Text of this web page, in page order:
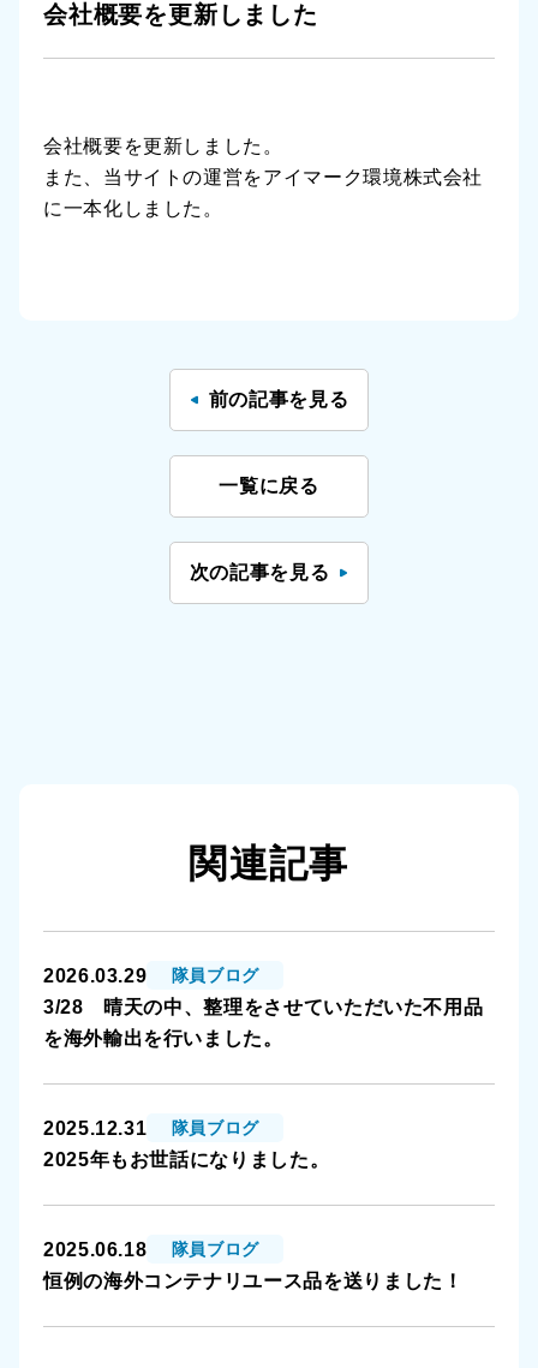
会社概要を更新しました
会社概要を更新しました。
また、当サイトの運営をアイマーク環境株式会社
に一本化しました。
前の記事を見る
一覧に戻る
次の記事を見る
関連記事
2026.03.29 隊員ブログ
3/28 晴天の中、整理をさせていただいた不用品
を海外輸出を行いました。
2025.12.31 隊員ブログ
2025年もお世話になりました。
2025.06.18 隊員ブログ
恒例の海外コンテナリユース品を送りました！